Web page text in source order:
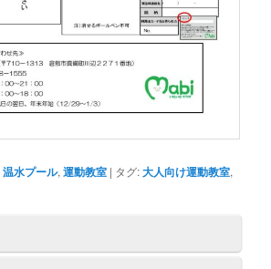
温水プール,運動教室 | タグ:大人向け運動教室,